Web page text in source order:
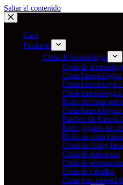
Saltar al contenido
Casa
Producto
Cinta de kinesiología
Cinta de
Cinta kinesiológica
Cinta kinesiológica
Cinta kinesiológica
Rollo de cinta
Cinta kinesiológica
Parches de
Rollo gigante de
Rollo de cinta
Cinta de lifting
Cinta de embarazo
Cinta de
Cinta de caballos
Cinta para césped